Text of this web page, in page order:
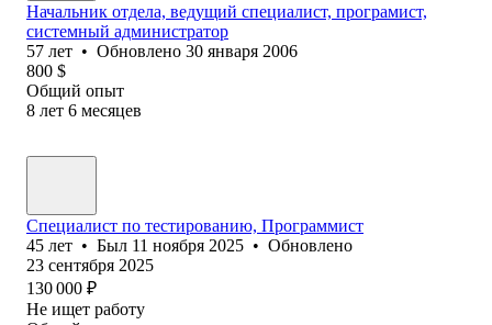
Начальник отдела, ведущий специалист, програмист,
системный администратор
57 лет • Обновлено 30 января 2006
800 $
Общий опыт
8 лет 6 месяцев
Специалист по тестированию, Программист
45 лет • Был 11 ноября 2025 • Обновлено
23 сентября 2025
130 000 ₽
Не ищет работу